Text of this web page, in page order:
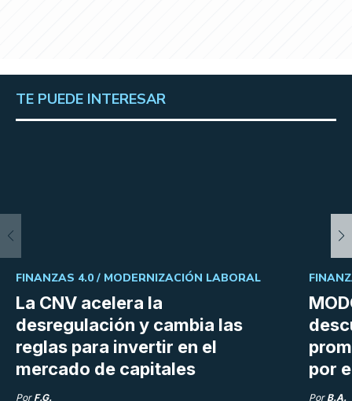
TE PUEDE INTERESAR
La CNV acelera la
desregulación y cambia las
reglas para invertir en el
mercado de capitales
FINANZAS 4.0 / MODERNIZACIÓN LABORAL
Por F.G.
por
Por B.A.